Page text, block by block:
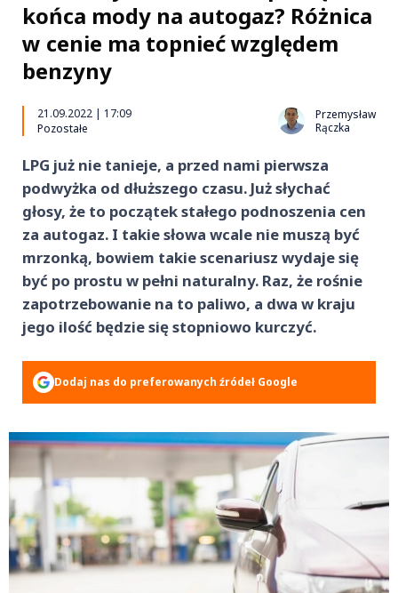
końca mody na autogaz? Różnica
w cenie ma topnieć względem
benzyny
21.09.2022 | 17:09
Pozostałe
Przemysław
Rączka
LPG już nie tanieje, a przed nami pierwsza
podwyżka od dłuższego czasu. Już słychać
głosy, że to początek stałego podnoszenia cen
za autogaz. I takie słowa wcale nie muszą być
mrzonką, bowiem takie scenariusz wydaje się
być po prostu w pełni naturalny. Raz, że rośnie
zapotrzebowanie na to paliwo, a dwa w kraju
jego ilość będzie się stopniowo kurczyć.
Dodaj nas do preferowanych źródeł Google